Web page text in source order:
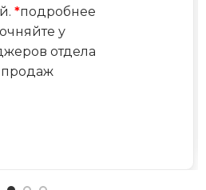
*подробнее
у
отдела
продаж